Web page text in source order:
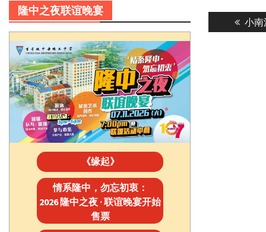
Post
post:
小
隆中之夜联谊晚宴
《缘起》
情系隆中，勿忘初衷：
2026 隆中之夜 · 联谊晚宴开始
售票